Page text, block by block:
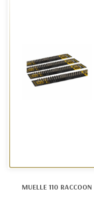
MUELLE 110 RACCOON